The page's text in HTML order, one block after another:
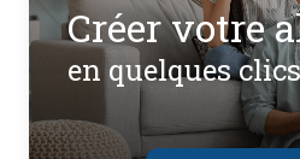
créer votre
en quelques clics